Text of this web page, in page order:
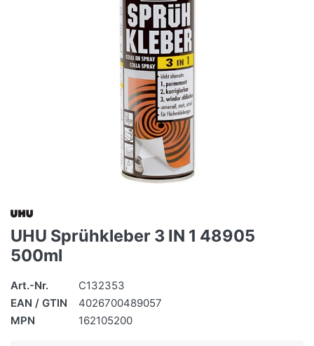
UHU Sprühkleber 3 IN 1 48905
500ml
Art.-Nr.
C132353
EAN / GTIN
4026700489057
MPN
162105200